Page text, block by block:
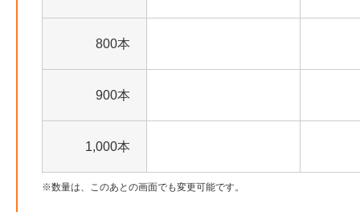
800本
900本
1,000本
数量は、このあとの画面でも変更可能です。